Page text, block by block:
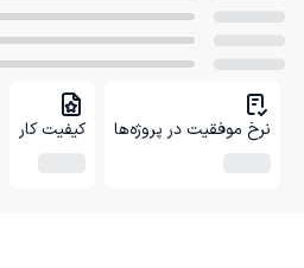
نرخ موفقیت در پروژه‌ها کیفیت کار